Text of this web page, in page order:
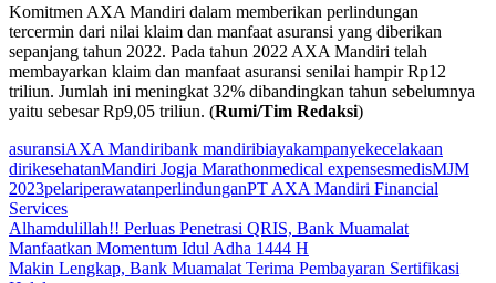
Komitmen AXA Mandiri dalam memberikan perlindungan
tercermin dari nilai klaim dan manfaat asuransi yang diberikan
sepanjang tahun 2022. Pada tahun 2022 AXA Mandiri telah
membayarkan klaim dan manfaat asuransi senilai hampir Rp12
triliun. Jumlah ini meningkat 32% dibandingkan tahun sebelumnya
yaitu sebesar Rp9,05 triliun. (Rumi/Tim Redaksi)
asuransiAXA Mandiribank mandiribiayakampanyekecelakaan
dirikesehatanMandiri Jogja Marathonmedical expensesmedisMJM
2023pelariperawatanperlindunganPT AXA Mandiri Financial
Services
Navigasi
pos
Alhamdulillah!! Perluas Penetrasi QRIS, Bank Muamalat
Manfaatkan Momentum Idul Adha 1444 H
Makin Lengkap, Bank Muamalat Terima Pembayaran Sertifikasi